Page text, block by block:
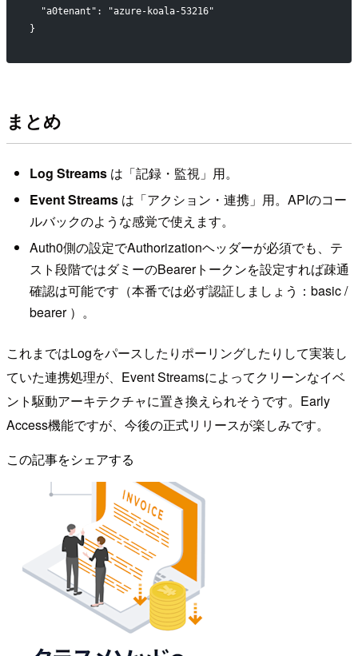
  "a0tenant": "azure-koala-53216"
}
まとめ
Log Streamsは「記録・監視」用。
Event Streamsは「アクション・連携」用。APIのコー
ルバックのような感覚で使えます。
Auth0側の設定でAuthorizationヘッダーが必須でも、テ
スト段階ではダミーのBearerトークンを設定すれば疎通
確認は可能です（本番では必ず認証しましょう：basic /
bearer ）。
これまではLogをパースしたりポーリングしたりして実装し
ていた連携処理が、Event Streamsによってクリーンなイベ
ント駆動アーキテクチャに置き換えられそうです。Early
Access機能ですが、今後の正式リリースが楽しみです。
この記事をシェアする